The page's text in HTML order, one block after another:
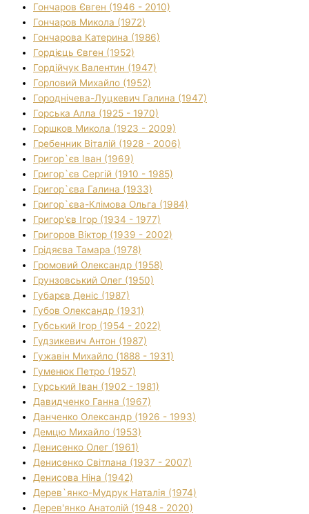
Гончаров Євген (1946 - 2010)
Гончаров Микола (1972)
Гончарова Катерина (1986)
Гордієць Євген (1952)
Гордійчук Валентин (1947)
Горловий Михайло (1952)
Городнічева-Луцкевич Галина (1947)
Горська Алла (1925 - 1970)
Горшков Микола (1923 - 2009)
Гребенник Віталій (1928 - 2006)
Григор`єв Іван (1969)
Григор`єв Сергій (1910 - 1985)
Григор`єва Галина (1933)
Григор`єва-Клімова Ольга (1984)
Григор'єв Ігор (1934 - 1977)
Григоров Віктор (1939 - 2002)
Грідяєва Тамара (1978)
Громовий Олександр (1958)
Грунзовський Олег (1950)
Губарєв Деніс (1987)
Губов Олександр (1931)
Губський Ігор (1954 - 2022)
Гудзикевич Антон (1987)
Гужавін Михайло (1888 - 1931)
Гуменюк Петро (1957)
Гурський Іван (1902 - 1981)
Давидченко Ганна (1967)
Данченко Олександр (1926 - 1993)
Демцю Михайло (1953)
Денисенко Олег (1961)
Денисенко Світлана (1937 - 2007)
Денисова Ніна (1942)
Дерев`янко-Мудрук Наталія (1974)
Дерев'янко Анатолій (1948 - 2020)